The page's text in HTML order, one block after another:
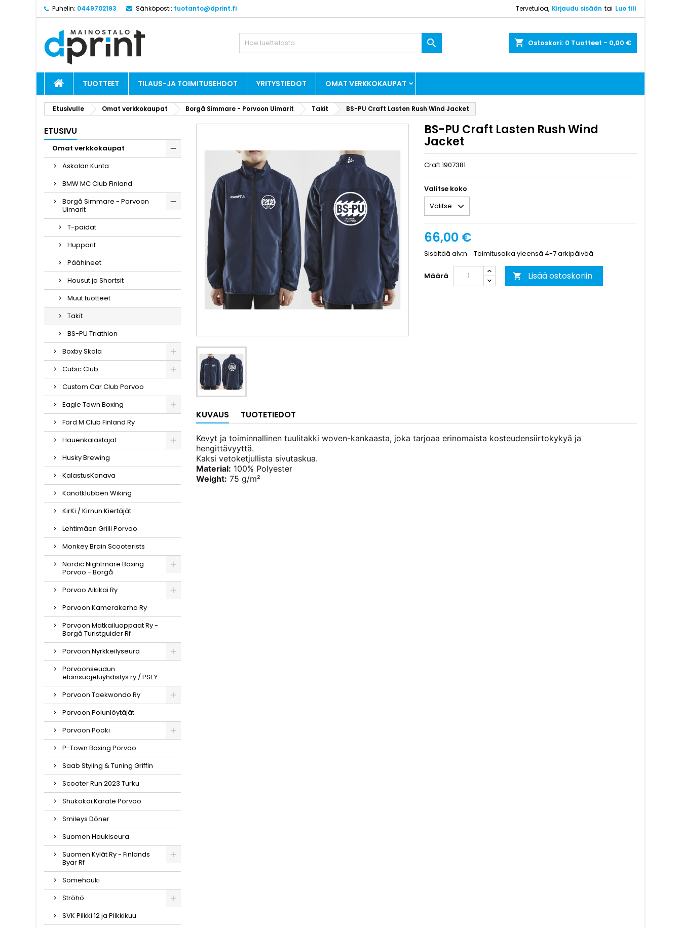
Puhelin: 0449702193 Sähköposti: tuotanto@dprint.fi Tervetuloa, Kirjaudu sisään tai Luo tili
shopping_cart Ostoskori: 0 Tuotteet - 0,00 €

TUOTTEET TILAUS-JA TOIMITUSEHDOT YRITYSTIEDOT OMAT VERKKOKAUPAT
Etusivulle Omat verkkokaupat Borgå Simmare - Porvoon Uimarit Takit BS-PU Craft Lasten Rush Wind Jacket
ETUSIVU
Omat verkkokaupat
Askolan Kunta
BMW MC Club Finland
Borgå Simmare - Porvoon
Uimarit
T-paidat
Hupparit
Päähineet
Housut ja Shortsit
Muut tuotteet
Takit
BS-PU Triathlon
Boxby Skola
Cubic Club
Custom Car Club Porvoo
Eagle Town Boxing
Ford M Club Finland Ry
Hauenkalastajat
Husky Brewing
KalastusKanava
Kanotklubben Wiking
KirKi / Kirnun Kiertäjät
Lehtimäen Grilli Porvoo
Monkey Brain Scooterists
Nordic Nightmare Boxing
Porvoo - Borgå
Porvoo Aikikai Ry
Porvoon Kamerakerho Ry
Porvoon Matkailuoppaat Ry -
Borgå Turistguider Rf
Porvoon Nyrkkeilyseura
Porvoonseudun
eläinsuojeluyhdistys ry / PSEY
Porvoon Taekwondo Ry
Porvoon Polunlöytäjät
Porvoon Pooki
P-Town Boxing Porvoo
Saab Styling & Tuning Griffin
Scooter Run 2023 Turku
Shukokai Karate Porvoo
Smileys Döner
Suomen Haukiseura
Suomen Kylät Ry - Finlands
Byar Rf
Somehauki
Ströhö
SVK Pilkki 12 ja Pilkkikuu
BS-PU Craft Lasten Rush Wind
Jacket
Craft 1907381
Valitse koko
66,00 €
Sisältää alv:n Toimitusaika yleensä 4-7 arkipäivää
Määrä  Lisää ostoskoriin
KUVAUS TUOTETIEDOT
Kevyt ja toiminnallinen tuulitakki woven-kankaasta, joka tarjoaa erinomaista kosteudensiirtokykyä ja
hengittävyyttä.
Kaksi vetoketjullista sivutaskua.
Material: 100% Polyester
Weight: 75 g/m²